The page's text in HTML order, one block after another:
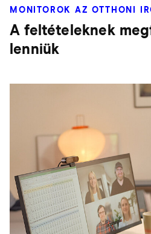
MONITOROK AZ OTTHONI
A feltételeknek
lenniük